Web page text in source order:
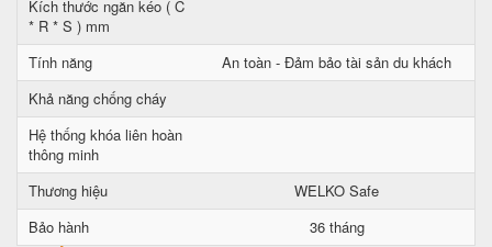
Kích thước ngăn kéo ( C
* R * S ) mm
Tính năng
An toàn - Đảm bảo tài sản du khách
Khả năng chống cháy
Hệ thống khóa liên hoàn
thông minh
Thương hiệu
WELKO Safe
Bảo hành
36 tháng